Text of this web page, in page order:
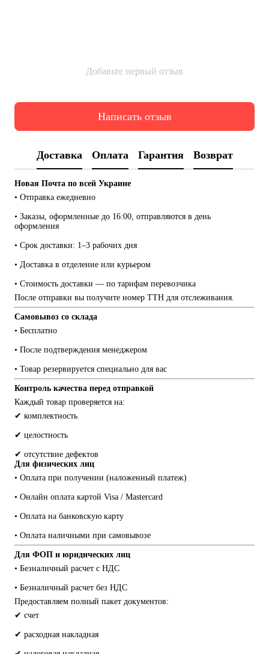
Добавьте первый отзыв
Написать отзыв
Доставка Оплата Гарантия Возврат
Новая Почта по всей Украине
• Отправка ежедневно
• Заказы, оформленные до 16:00, отправляются в день
оформления
• Срок доставки: 1–3 рабочих дня
• Доставка в отделение или курьером
• Стоимость доставки — по тарифам перевозчика
После отправки вы получите номер ТТН для отслеживания.
Самовывоз со склада
• Бесплатно
• После подтверждения менеджером
• Товар резервируется специально для вас
Контроль качества перед отправкой
Каждый товар проверяется на:
✔ комплектность
✔ целостность
✔ отсутствие дефектов
Для физических лиц
• Оплата при получении (наложенный платеж)
• Онлайн оплата картой Visa / Mastercard
• Оплата на банковскую карту
• Оплата наличными при самовывозе
Для ФОП и юридических лиц
• Безналичный расчет с НДС
• Безналичный расчет без НДС
Предоставляем полный пакет документов:
✔ счет
✔ расходная накладная